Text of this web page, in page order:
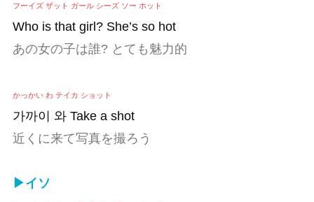
フーイズ ザット ガール シーズ ソー ホット
Who is that girl? She’s so hot
あの女の子は誰? とても魅力的
かっかい わ テイカ ショット
가까이 와 Take a shot
近くに来て写真を撮ろう
▶イソ